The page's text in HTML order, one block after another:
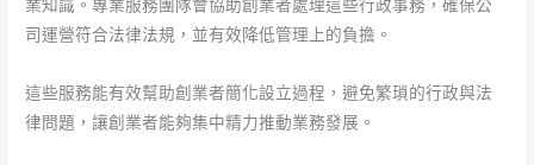
業知識。專業服務團隊會協助創業者處理這些行政事務，確保公
司運營符合法律法規，並有效降低管理上的負擔。
這些服務能有效幫助創業者簡化設立過程，避免繁瑣的行政與法
律問題，讓創業者能夠集中精力推動業務發展。